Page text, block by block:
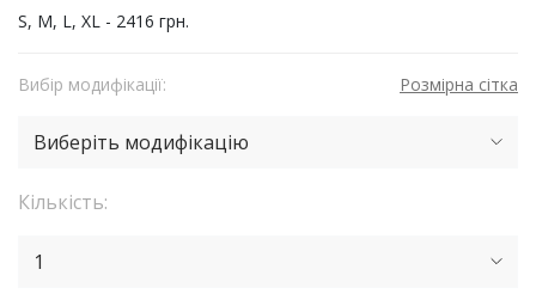
S, M, L, XL - 2416 грн.
Вибір модифікації: Розмірна сітка
Виберіть модифікацію
Кількість:
1